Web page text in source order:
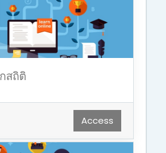
สถิติ
Access